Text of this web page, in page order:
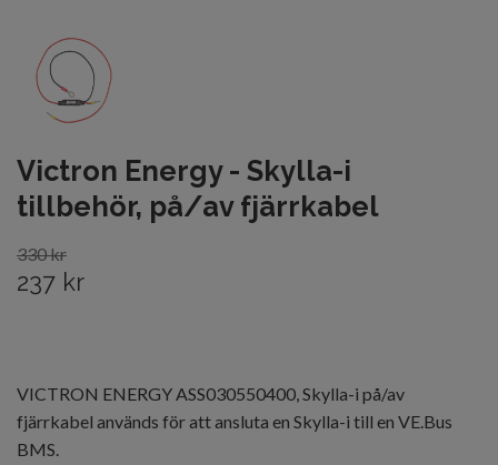
Victron Energy - Skylla-i
tillbehör, på/av fjärrkabel
330 kr
237 kr
VICTRON ENERGY ASS030550400, Skylla-i på/av
fjärrkabel används för att ansluta en Skylla-i till en VE.Bus
BMS.